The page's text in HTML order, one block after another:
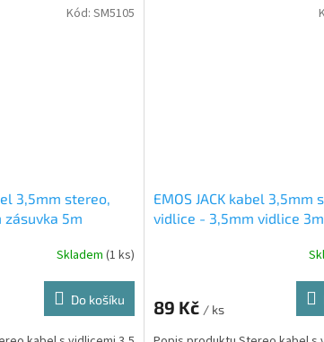
3,5mm stereo,
5m
Skladem (1 ks)
Do košíku
Kód: SM5105
EMOS JACK kabel 3,5mm
vidlice - 3,5mm vidlice
89 Kč / ks